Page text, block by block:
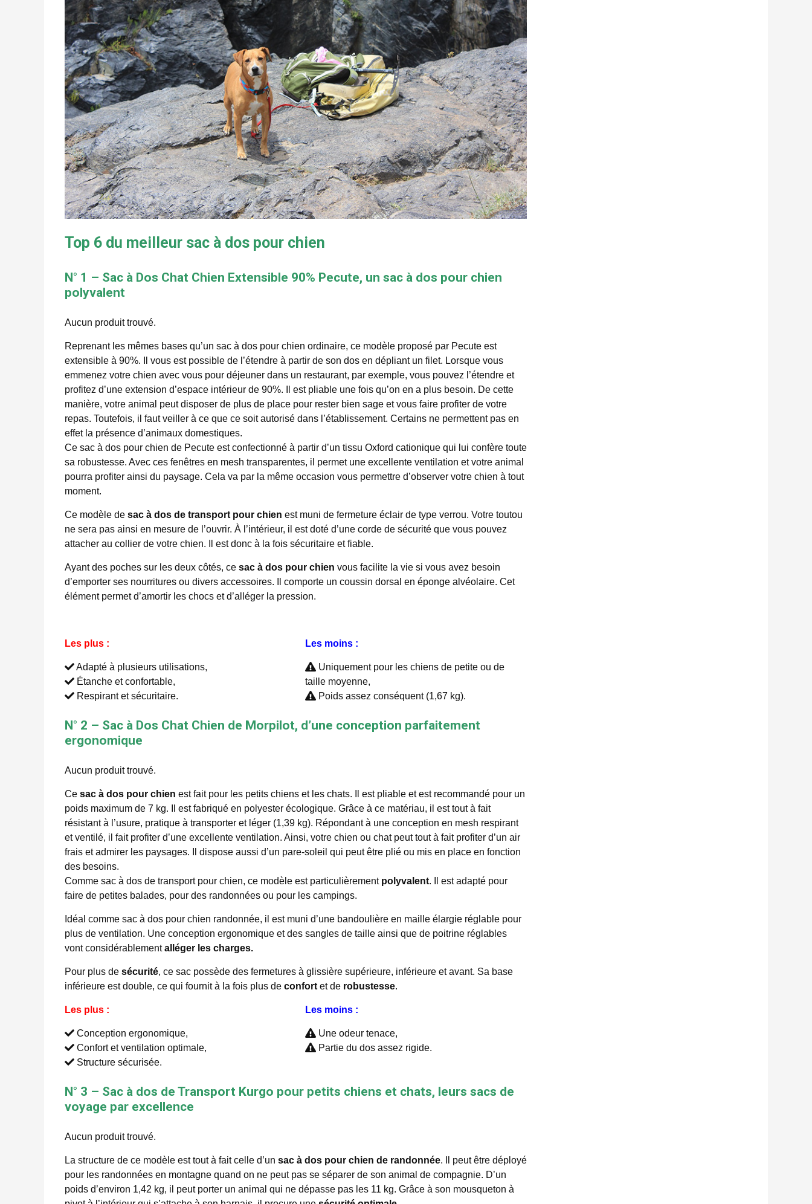
Top 6 du meilleur sac à dos pour chien
N° 1 – Sac à Dos Chat Chien Extensible 90% Pecute, un sac à dos pour chien
polyvalent
Aucun produit trouvé.
Reprenant les mêmes bases qu’un sac à dos pour chien ordinaire, ce modèle proposé par Pecute est
extensible à 90%. Il vous est possible de l’étendre à partir de son dos en dépliant un filet. Lorsque vous
emmenez votre chien avec vous pour déjeuner dans un restaurant, par exemple, vous pouvez l’étendre et
profitez d’une extension d’espace intérieur de 90%. Il est pliable une fois qu’on en a plus besoin. De cette
manière, votre animal peut disposer de plus de place pour rester bien sage et vous faire profiter de votre
repas. Toutefois, il faut veiller à ce que ce soit autorisé dans l’établissement. Certains ne permettent pas en
effet la présence d’animaux domestiques.
Ce sac à dos pour chien de Pecute est confectionné à partir d’un tissu Oxford cationique qui lui confère toute
sa robustesse. Avec ces fenêtres en mesh transparentes, il permet une excellente ventilation et votre animal
pourra profiter ainsi du paysage. Cela va par la même occasion vous permettre d’observer votre chien à tout
moment.
Ce modèle de sac à dos de transport pour chien est muni de fermeture éclair de type verrou. Votre toutou
ne sera pas ainsi en mesure de l’ouvrir. À l’intérieur, il est doté d’une corde de sécurité que vous pouvez
attacher au collier de votre chien. Il est donc à la fois sécuritaire et fiable.
Ayant des poches sur les deux côtés, ce sac à dos pour chien vous facilite la vie si vous avez besoin
d’emporter ses nourritures ou divers accessoires. Il comporte un coussin dorsal en éponge alvéolaire. Cet
élément permet d’amortir les chocs et d’alléger la pression.
Les plus :
Adapté à plusieurs utilisations,
Étanche et confortable,
Respirant et sécuritaire.
Les moins :
Uniquement pour les chiens de petite ou de
taille moyenne,
Poids assez conséquent (1,67 kg).
N° 2 – Sac à Dos Chat Chien de Morpilot, d’une conception parfaitement
ergonomique
Aucun produit trouvé.
Ce sac à dos pour chien est fait pour les petits chiens et les chats. Il est pliable et est recommandé pour un
poids maximum de 7 kg. Il est fabriqué en polyester écologique. Grâce à ce matériau, il est tout à fait
résistant à l’usure, pratique à transporter et léger (1,39 kg). Répondant à une conception en mesh respirant
et ventilé, il fait profiter d’une excellente ventilation. Ainsi, votre chien ou chat peut tout à fait profiter d’un air
frais et admirer les paysages. Il dispose aussi d’un pare-soleil qui peut être plié ou mis en place en fonction
des besoins.
Comme sac à dos de transport pour chien, ce modèle est particulièrement polyvalent. Il est adapté pour
faire de petites balades, pour des randonnées ou pour les campings.
Idéal comme sac à dos pour chien randonnée, il est muni d’une bandoulière en maille élargie réglable pour
plus de ventilation. Une conception ergonomique et des sangles de taille ainsi que de poitrine réglables
vont considérablementalléger les charges.
Pour plus de sécurité, ce sac possède des fermetures à glissière supérieure, inférieure et avant. Sa base
inférieure est double, ce qui fournit à la fois plus de confort et de robustesse.
Les plus :
Conception ergonomique,
Confort et ventilation optimale,
Structure sécurisée.
Les moins :
Une odeur tenace,
Partie du dos assez rigide.
N° 3 – Sac à dos de Transport Kurgo pour petits chiens et chats, leurs sacs de
voyage par excellence
Aucun produit trouvé.
La structure de ce modèle est tout à fait celle d’un sac à dos pour chien de randonnée. Il peut être déployé
pour les randonnées en montagne quand on ne peut pas se séparer de son animal de compagnie. D’un
poids d’environ 1,42 kg, il peut porter un animal qui ne dépasse pas les 11 kg. Grâce à son mousqueton à